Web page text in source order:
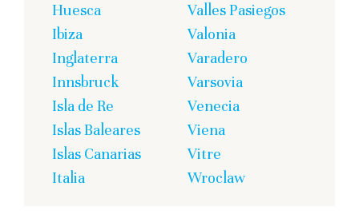
Huesca
Ibiza
Inglaterra
Innsbruck
Isla de Re
Islas Baleares
Islas Canarias
Italia
Valles Pasiegos
Valonia
Varadero
Varsovia
Venecia
Viena
Vitre
Wroclaw